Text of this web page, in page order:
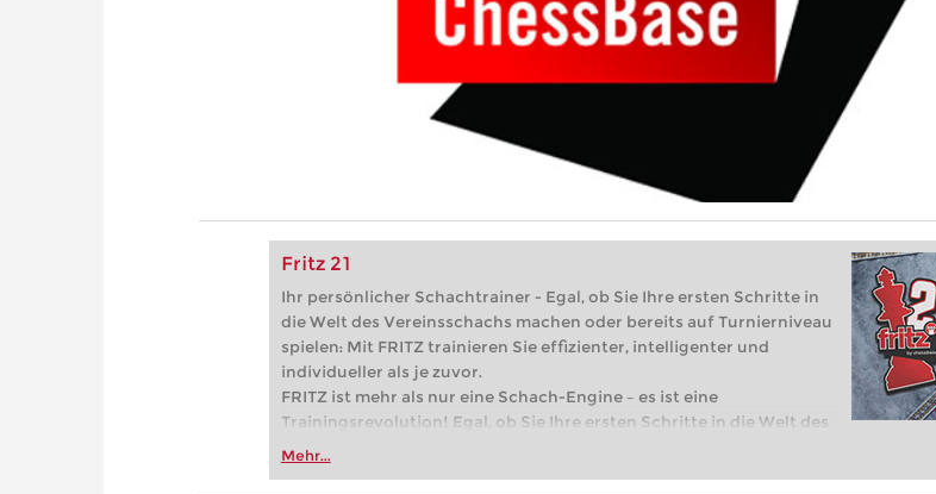
Fritz 21
Ihr persönlicher Schachtrainer - Egal, ob Sie Ihre ersten Schritte in
die Welt des Vereinsschachs machen oder bereits auf Turnierniveau
spielen: Mit FRITZ trainieren Sie effizienter, intelligenter und
individueller als je zuvor.
FRITZ ist mehr als nur eine Schach-Engine – es ist eine
Trainingsrevolution! Egal, ob Sie Ihre ersten Schritte in die Welt des
Vereinsschachs machen oder bereits auf Turnierniveau spielen: Mit
Mehr...